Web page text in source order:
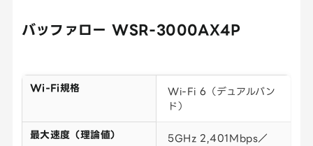
バッファロー WSR-3000AX4P
Wi-Fi規格
Wi-Fi 6（デュアルバン
ド）
最大速度（理論値）
5GHz 2,401Mbps／